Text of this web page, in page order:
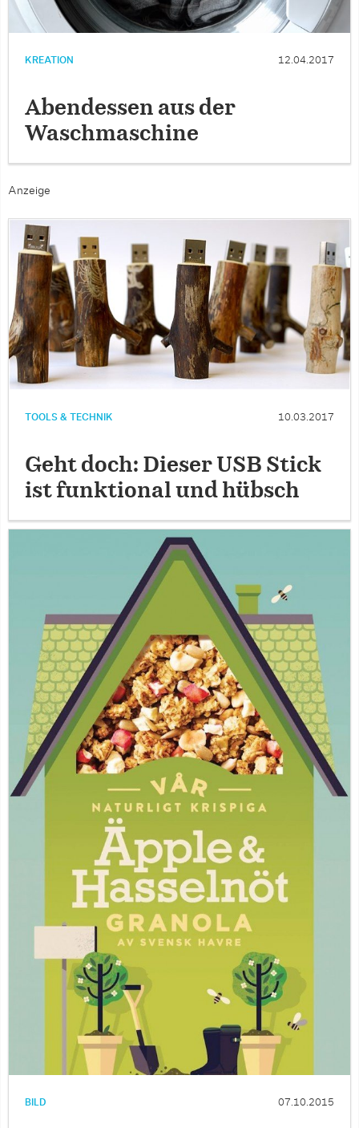
KREATION 12.04.2017
Abendessen aus der
Waschmaschine
Anzeige
TOOLS & TECHNIK 10.03.2017
Geht doch: Dieser USB Stick
ist funktional und hübsch
BILD 07.10.2015